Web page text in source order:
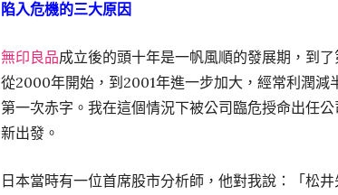
陷入危機的三大原因
無印良品成立後的頭十年是一帆風順的發展期，到
從2000年開始，到2001年進一步加大，經常利潤減
第一次赤字。我在這個情況下被公司臨危授命出任
新出發。
日本當時有一位首席股市分析師，他對我說：「松